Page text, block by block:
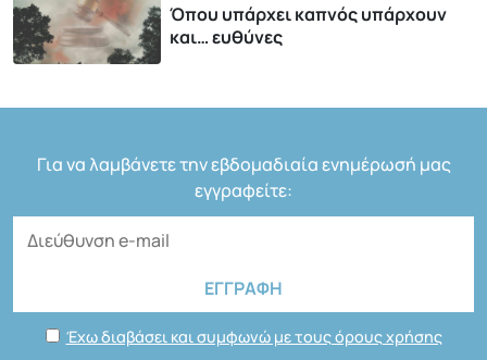
Όπου υπάρχει καπνός υπάρχουν
και… ευθύνες
Για να λαμβάνετε την εβδομαδιαία ενημέρωσή μας
εγγραφείτε:
Έχω διαβάσει και συμφωνώ με τους όρους χρήσης